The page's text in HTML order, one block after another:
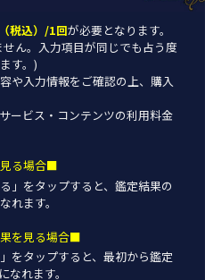
税込）/1回が必要となります。
ん。入力項目が同じでも占う度
す。)
や入力情報をご確認の上、購入
ービス・コンテンツの利用料金
る場合■
」をタップすると、鑑定結果の
れます。
を見る場合■
をタップすると、最初から鑑定
なれます。